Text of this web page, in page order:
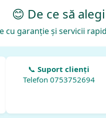
😊 De ce să
cu garanție și servicii
📞Suport clienți
Telefon 0753752694